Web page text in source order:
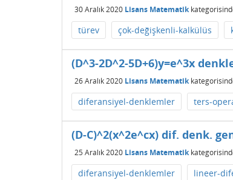
30 Aralık 2020 Lisans Matematik
türev çok-değişkenli-kalkülüs
(D^3-2D^2-5D+6)y=e^3x
26 Aralık 2020 Lisans Matematik
diferansiyel-denklemler ters-
(D-C)^2(x^2e^cx) dif. denk.
25 Aralık 2020 Lisans Matematik
diferansiyel-denklemler lineer-